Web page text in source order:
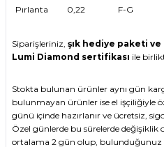
Pırlanta 0,22 F-G
Siparişleriniz, şık hediye paketi ve
Lumi Diamond sertifikası ile
Stokta bulunan ürünler aynı gün
bulunmayan ürünler ise el işçiliğiyle
günü içinde hazırlanır ve ücretsiz,
Özel günlerde bu sürelerde değişiklik
ortalama 2 gün olup, bulunduğunuz